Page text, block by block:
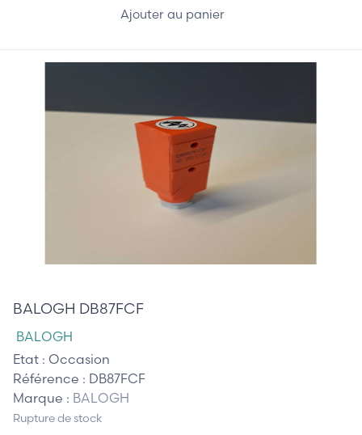
Ajouter au panier
BALOGH DB87FCF
BALOGH
Etat : Occasion
Référence : DB87FCF
Marque : BALOGH
Rupture de stock